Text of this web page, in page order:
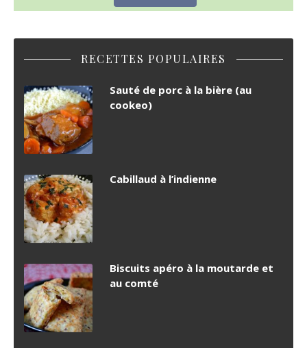
RECETTES POPULAIRES
Sauté de porc à la bière (au
cookeo)
Cabillaud à l’indienne
Biscuits apéro à la moutarde et
au comté